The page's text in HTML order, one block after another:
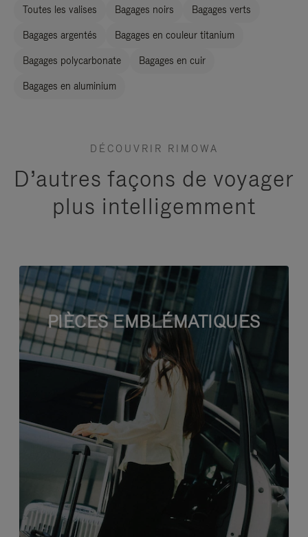
Toutes les valises Bagages noirs Bagages verts
Bagages argentés Bagages en couleur titanium
Bagages polycarbonate Bagages en cuir
Bagages en aluminium
DÉCOUVRIR RIMOWA
D’autres façons de voyager
plus intelligemment
PIÈCES EMBLÉMATIQUES